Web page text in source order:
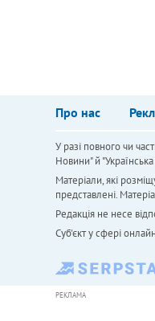
Про нас
У разі повного чи
Новини" й
Матеріали, які
представлені.
Редакція не несе
Cуб'єкт у сфері
РЕКЛАМА